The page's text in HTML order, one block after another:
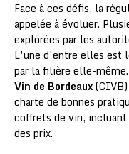
Face à ces défis, la
appelée à évoluer.
explorées par les
L’une d’entre elles est
par la filière elle-
Vin de Bordeaux
charte de bonnes
coffrets de vin,
des prix.